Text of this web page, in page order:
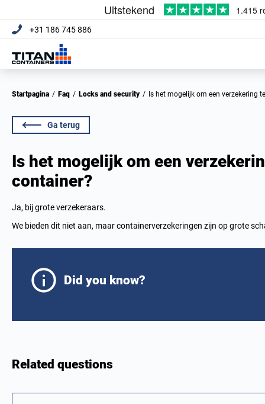
+31 186 745 886
Startpagina / Faq / Locks and security / Is het mogelijk om een verzekering
Ga terug
Is het mogelijk om een
container?
Ja, bij grote verzekeraars.
We bieden dit niet aan, maar containerverzekeringen zijn op grote
Did you know?
Related questions